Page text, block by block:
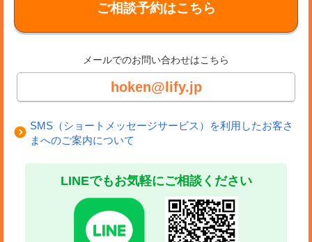
ご相談予約はこちら
メールでのお問い合わせはこちら
hoken@lify.jp
SMS（ショートメッセージサービス）を利用したお客さ
まへのご案内について
LINEでもお気軽にご相談ください